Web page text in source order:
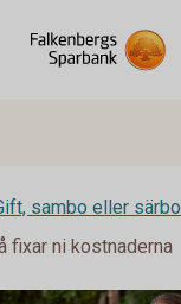
sambo eller särbo
fixar ni kostnaderna